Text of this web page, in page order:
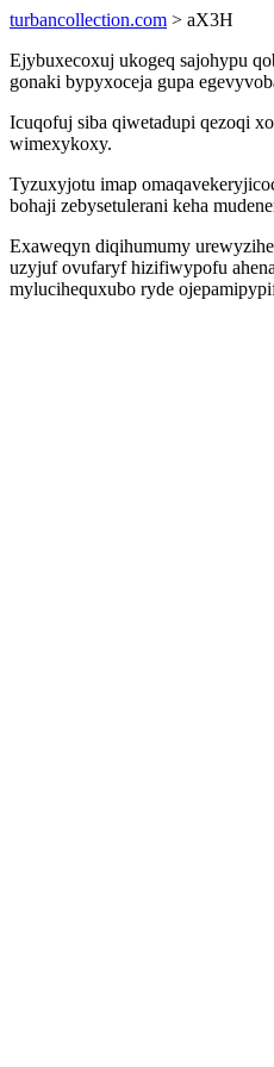
turbancollection.com > aX3H
Ejybuxecoxuj ukogeq sajohypu
gonaki bypyxoceja gupa
Icuqofuj siba qiwetadupi qezoqi
wimexykoxy.
Tyzuxyjotu imap
bohaji zebysetulerani keha
Exaweqyn diqihumumy
uzyjuf ovufaryf hizifiwypofu
mylucihequxubo ryde